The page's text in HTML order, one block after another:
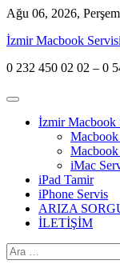
Skip
content
Ağu 06, 2026,
İzmir Macbook Servisi
0 232 450 02 02 – 0
İzmir Macbook
iMac
iPad Tamir
iPhone Servis
ARIZA
İLETİŞİM
Arama: